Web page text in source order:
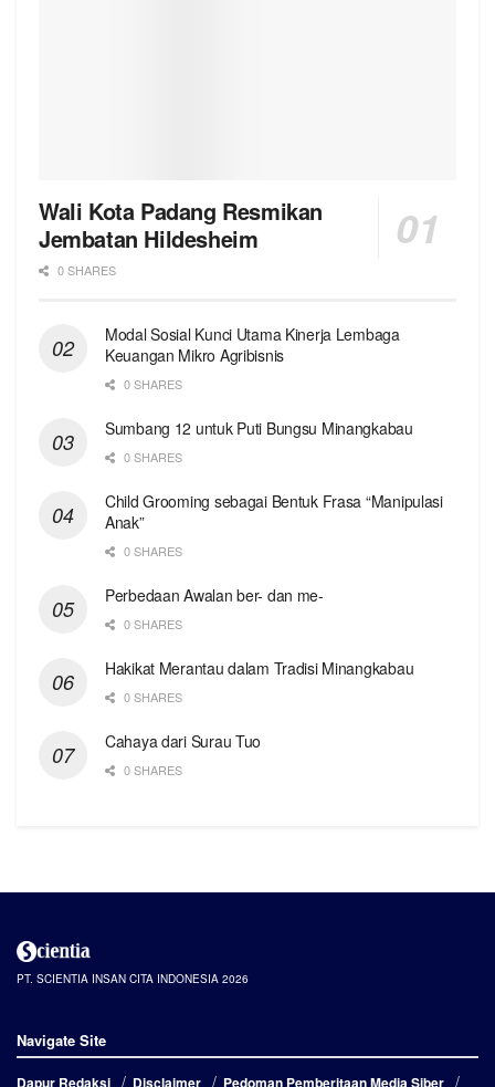
Wali Kota Padang Resmikan
Jembatan Hildesheim
0 SHARES
Modal Sosial Kunci Utama Kinerja Lembaga
Keuangan Mikro Agribisnis
0 SHARES
Sumbang 12 untuk Puti Bungsu Minangkabau
0 SHARES
Child Grooming sebagai Bentuk Frasa “Manipulasi
Anak”
0 SHARES
Perbedaan Awalan ber- dan me-
0 SHARES
Hakikat Merantau dalam Tradisi Minangkabau
0 SHARES
Cahaya dari Surau Tuo
0 SHARES
PT. SCIENTIA INSAN CITA INDONESIA 2026
Navigate Site
Dapur Redaksi Disclaimer Pedoman Pemberitaan Media Siber